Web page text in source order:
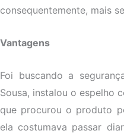
consequentemente, mais
Vantagens
Foi buscando a
Sousa, instalou o espelho
que procurou o produto
ela costumava passar